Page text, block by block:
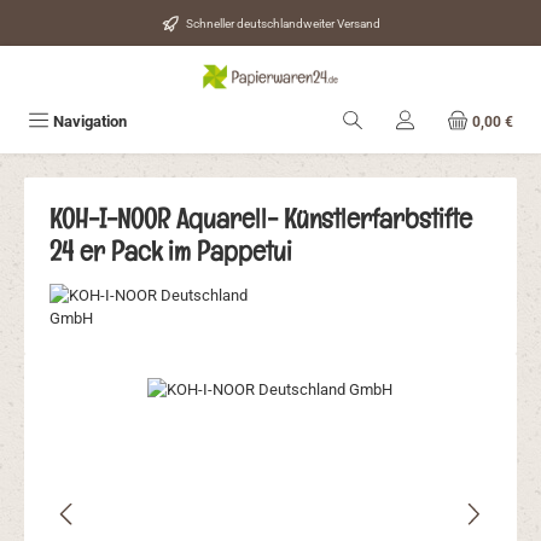
Zum Hauptinhalt springen Schneller deutschlandweiter Versand
Navigation 0,00 €
KOH-I-NOOR Aquarell- Künstlerfarbstifte
24 er Pack im Pappetui
Bildergalerie überspringen